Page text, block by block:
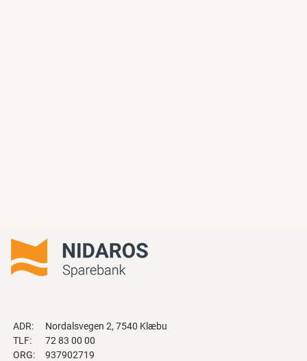
ADR:
Nordalsvegen 2, 7540 Klæbu
TLF:
72 83 00 00
ORG:
937902719